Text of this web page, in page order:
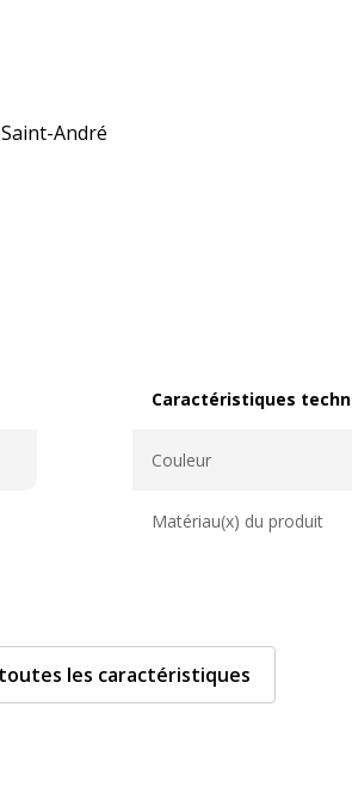
André
Caractéristiques
Couleur
Matériau(x) du produit
Données
les caractéristiques